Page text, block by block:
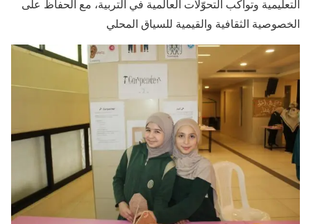
التعليمية وتواكب التحوّلات العالمية في التربية، مع الحفاظ على
الخصوصية الثقافية والقيمية للسياق المحلي